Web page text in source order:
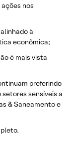
nos
à
econômica;
é mais vista
preferindo
sensíveis a
& Saneamento e